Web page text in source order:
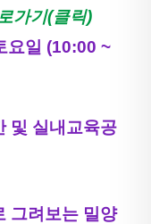
가기(클릭)
요일 (10:00 ~
및 실내교육공
그려보는 밀양